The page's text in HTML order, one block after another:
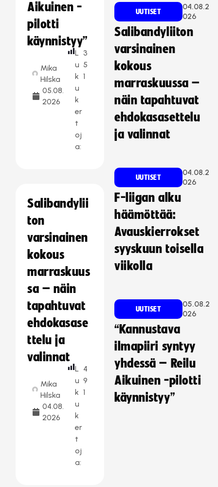
Aikuinen -
pilotti
käynnistyy”
Mika
Hilska
05.08.
2026
L
u
k
u
k
er
t
oj
a:
3
5
1
Salibandylii
ton
varsinainen
kokous
marraskuus
sa – näin
tapahtuvat
ehdokasase
ttelu ja
valinnat
Mika
Hilska
04.08.
2026
L
u
k
u
k
er
t
oj
a:
4
9
1
UUTISET
04.08.2
026
Salibandyliiton
varsinainen
kokous
marraskuussa –
näin tapahtuvat
ehdokasasettelu
ja valinnat
UUTISET
04.08.2
026
F-liigan alku
häämöttää:
Avauskierrokset
syyskuun toisella
viikolla
UUTISET
05.08.2
026
“Kannustava
ilmapiiri syntyy
yhdessä – Reilu
Aikuinen -pilotti
käynnistyy”